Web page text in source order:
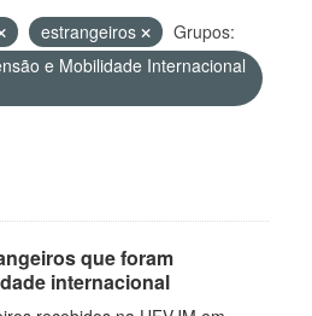
estrangeiros
Grupos:
e Mobilidade Internacional
que foram
internacional